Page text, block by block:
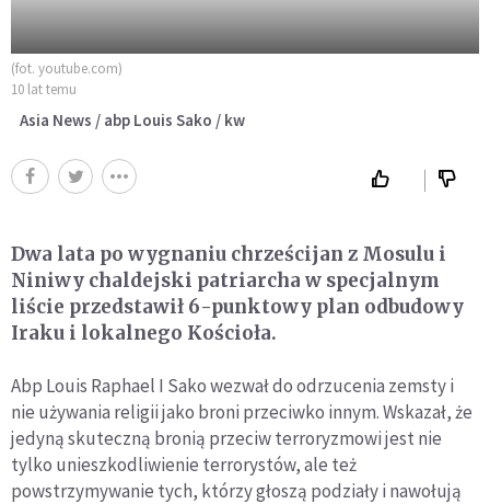
(fot. youtube.com)
10 lat temu
Asia News / abp Louis Sako / kw
Dwa lata po wygnaniu chrześcijan z Mosulu i
Niniwy chaldejski patriarcha w specjalnym
liście przedstawił 6-punktowy plan odbudowy
Iraku i lokalnego Kościoła.
Abp Louis Raphael I Sako wezwał do odrzucenia zemsty i
nie używania religii jako broni przeciwko innym. Wskazał, że
jedyną skuteczną bronią przeciw terroryzmowi jest nie
tylko unieszkodliwienie terrorystów, ale też
powstrzymywanie tych, którzy głoszą podziały i nawołują